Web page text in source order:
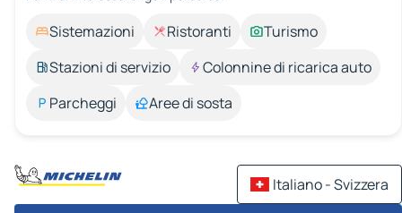
Sistemazioni Ristoranti
Turismo
Stazioni di servizio
Colonnine di ricarica auto
Parcheggi
Aree di sosta
Italiano - Svizzera